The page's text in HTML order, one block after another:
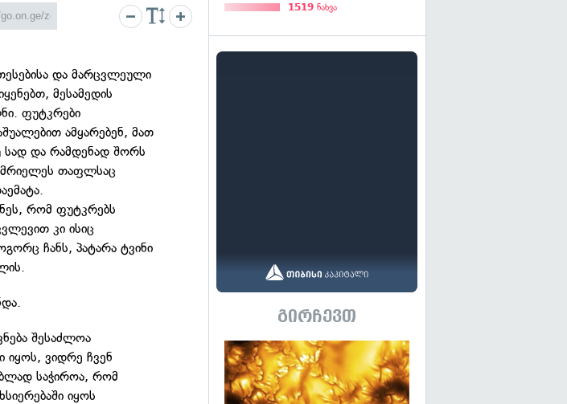
და მარცვლეული
მესამედის
ფუტკრები
ამყარებენ, მათ
სად და რამდენად შორს
თაფლსაც
რომ ფუტკრებს
კი ისიც
ჩანს, პატარა ტვინი
შესაძლოა
ვიდრე ჩვენ
საჭიროა, რომ
იყოს
1519 ნახვა
გირჩევთ